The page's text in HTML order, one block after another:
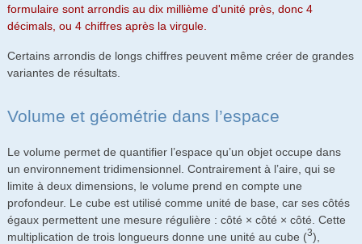
formulaire sont arrondis au dix millième d'unité près, donc 4
décimals, ou 4 chiffres après la virgule.
Certains arrondis de longs chiffres peuvent même créer de grandes
variantes de résultats.
Volume et géométrie dans l’espace
Le volume permet de quantifier l’espace qu’un objet occupe dans
un environnement tridimensionnel. Contrairement à l’aire, qui se
limite à deux dimensions, le volume prend en compte une
profondeur. Le cube est utilisé comme unité de base, car ses côtés
égaux permettent une mesure régulière : côté × côté × côté. Cette
multiplication de trois longueurs donne une unité au cube (3),